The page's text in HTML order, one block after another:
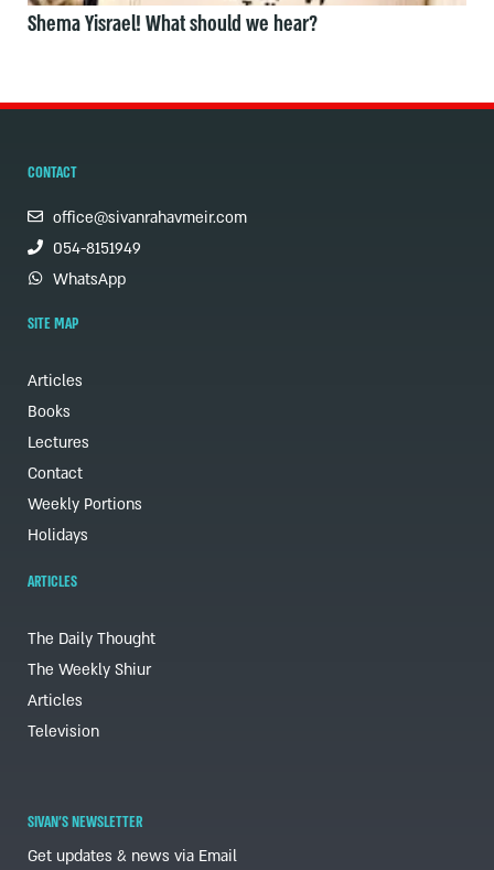
Shema Yisrael! What should we hear?
CONTACT
office@sivanrahavmeir.com
054-8151949
WhatsApp
SITE MAP
Articles
Books
Lectures
Contact
Weekly Portions
Holidays
ARTICLES
The Daily Thought
The Weekly Shiur
Articles
Television
SIVAN'S NEWSLETTER
Get updates & news via Email